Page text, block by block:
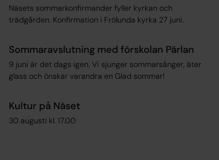
Näsets sommarkonfirmander fyller kyrkan och
trädgården. Konfirmation i Frölunda kyrka 27 juni.
Sommaravslutning med förskolan Pärlan
9 juni är det dags igen. Vi sjunger sommarsånger, äter
glass och önskar varandra en Glad sommar!
Kultur på Näset
30 augusti kl. 17.00